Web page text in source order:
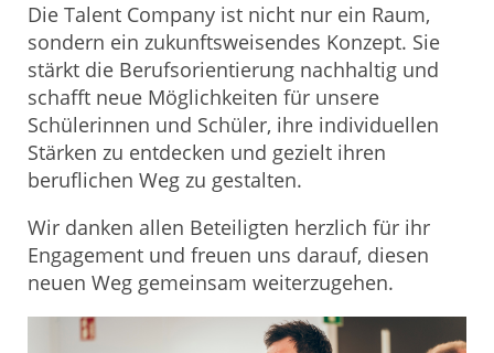
Die Talent Company ist nicht nur ein Raum,
sondern ein zukunftsweisendes Konzept. Sie
stärkt die Berufsorientierung nachhaltig und
schafft neue Möglichkeiten für unsere
Schülerinnen und Schüler, ihre individuellen
Stärken zu entdecken und gezielt ihren
beruflichen Weg zu gestalten.
Wir danken allen Beteiligten herzlich für ihr
Engagement und freuen uns darauf, diesen
neuen Weg gemeinsam weiterzugehen.